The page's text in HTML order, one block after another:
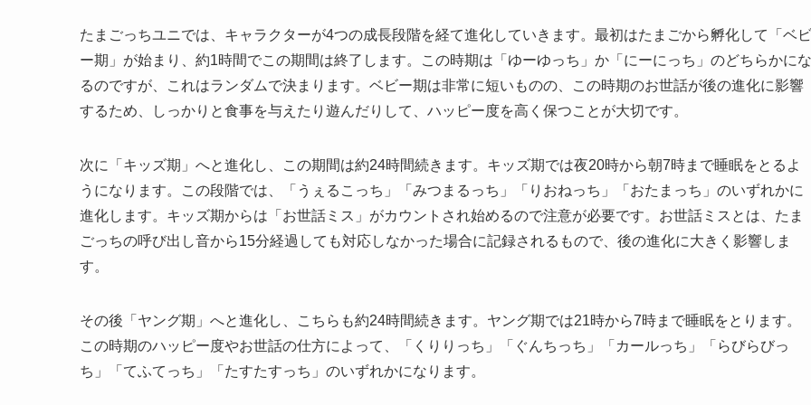
たまごっちユニでは、キャラクターが4つの成長段階を経て進化していきます。最初はたまごから孵化して「ベビ
ー期」が始まり、約1時間でこの期間は終了します。この時期は「ゆーゆっち」か「にーにっち」のどちらかにな
るのですが、これはランダムで決まります。ベビー期は非常に短いものの、この時期のお世話が後の進化に影響
するため、しっかりと食事を与えたり遊んだりして、ハッピー度を高く保つことが大切です。
次に「キッズ期」へと進化し、この期間は約24時間続きます。キッズ期では夜20時から朝7時まで睡眠をとるよ
うになります。この段階では、「うぇるこっち」「みつまるっち」「りおねっち」「おたまっち」のいずれかに
進化します。キッズ期からは「お世話ミス」がカウントされ始めるので注意が必要です。お世話ミスとは、たま
ごっちの呼び出し音から15分経過しても対応しなかった場合に記録されるもので、後の進化に大きく影響しま
す。
その後「ヤング期」へと進化し、こちらも約24時間続きます。ヤング期では21時から7時まで睡眠をとります。
この時期のハッピー度やお世話の仕方によって、「くりりっち」「ぐんちっち」「カールっち」「らびらびっ
ち」「てふてっち」「たすたすっち」のいずれかになります。